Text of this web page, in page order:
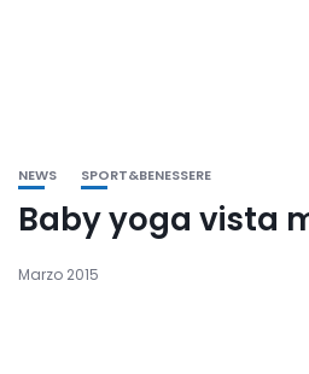
NEWS SPORT&BENESSERE
Baby yoga vista
Marzo 2015